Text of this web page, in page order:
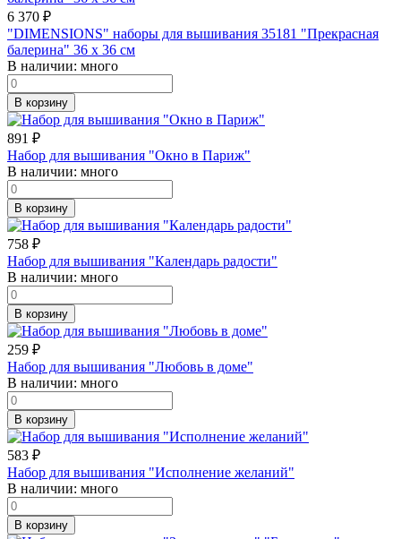
6 370 ₽
"DIMENSIONS" наборы для вышивания 35181 "Прекрасная
балерина" 36 x 36 см
В наличии: много
В корзину
891 ₽
Набор для вышивания "Окно в Париж"
В наличии: много
В корзину
758 ₽
Набор для вышивания "Календарь радости"
В наличии: много
В корзину
259 ₽
Набор для вышивания "Любовь в доме"
В наличии: много
В корзину
583 ₽
Набор для вышивания "Исполнение желаний"
В наличии: много
В корзину